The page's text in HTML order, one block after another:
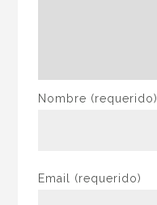
Nombre (requerido)
Email (requerido)